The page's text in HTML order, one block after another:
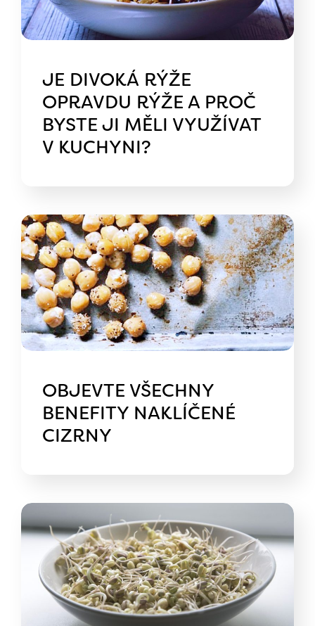
JE DIVOKÁ RÝŽE
OPRAVDU RÝŽE A PROČ
BYSTE JI MĚLI VYUŽÍVAT
V KUCHYNI?
OBJEVTE VŠECHNY
BENEFITY NAKLÍČENÉ
CIZRNY